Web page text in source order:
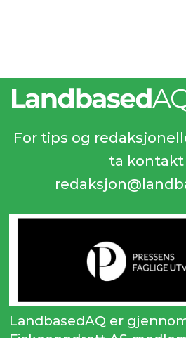
For tips og
ta kontakt
LandbasedAQ er